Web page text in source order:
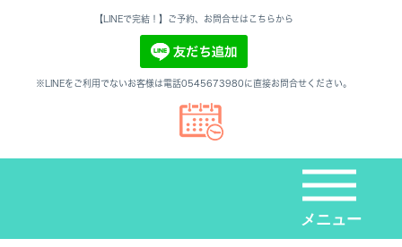
【LINEで完結！】ご予約、お問合せはこちらから
※LINEをご利用でないお客様は電話0545673980に直接お問合せください。
メニュー